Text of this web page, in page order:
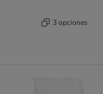
3 opciones